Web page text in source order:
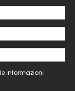
informazioni